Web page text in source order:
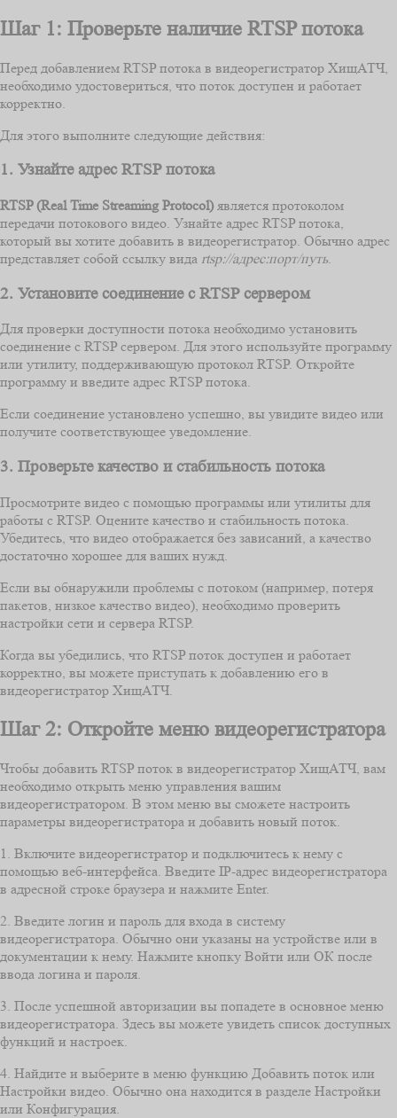
Шаг 1: Проверьте наличие RTSP потока
Перед добавлением RTSP потока в видеорегистратор ХищАТЧ,
необходимо удостовериться, что поток доступен и работает
корректно.
Для этого выполните следующие действия:
1. Узнайте адрес RTSP потока
RTSP (Real Time Streaming Protocol) является протоколом
передачи потокового видео. Узнайте адрес RTSP потока,
который вы хотите добавить в видеорегистратор. Обычно адрес
представляет собой ссылку вида rtsp://адрес:порт/путь.
2. Установите соединение с RTSP сервером
Для проверки доступности потока необходимо установить
соединение с RTSP сервером. Для этого используйте программу
или утилиту, поддерживающую протокол RTSP. Откройте
программу и введите адрес RTSP потока.
Если соединение установлено успешно, вы увидите видео или
получите соответствующее уведомление.
3. Проверьте качество и стабильность потока
Просмотрите видео с помощью программы или утилиты для
работы с RTSP. Оцените качество и стабильность потока.
Убедитесь, что видео отображается без зависаний, а качество
достаточно хорошее для ваших нужд.
Если вы обнаружили проблемы с потоком (например, потеря
пакетов, низкое качество видео), необходимо проверить
настройки сети и сервера RTSP.
Когда вы убедились, что RTSP поток доступен и работает
корректно, вы можете приступать к добавлению его в
видеорегистратор ХищАТЧ.
Шаг 2: Откройте меню видеорегистратора
Чтобы добавить RTSP поток в видеорегистратор ХищАТЧ, вам
необходимо открыть меню управления вашим
видеорегистратором. В этом меню вы сможете настроить
параметры видеорегистратора и добавить новый поток.
1. Включите видеорегистратор и подключитесь к нему с
помощью веб-интерфейса. Введите IP-адрес видеорегистратора
в адресной строке браузера и нажмите Enter.
2. Введите логин и пароль для входа в систему
видеорегистратора. Обычно они указаны на устройстве или в
документации к нему. Нажмите кнопку Войти или ОК после
ввода логина и пароля.
3. После успешной авторизации вы попадете в основное меню
видеорегистратора. Здесь вы можете увидеть список доступных
функций и настроек.
4. Найдите и выберите в меню функцию Добавить поток или
Настройки видео. Обычно она находится в разделе Настройки
или Конфигурация.